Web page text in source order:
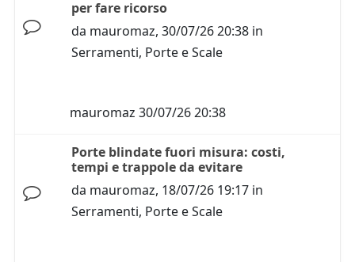
per fare ricorso
da mauromaz, 30/07/26 20:38 in
Serramenti, Porte e Scale
mauromaz 30/07/26 20:38
Porte blindate fuori misura: costi,
tempi e trappole da evitare
da mauromaz, 18/07/26 19:17 in
Serramenti, Porte e Scale